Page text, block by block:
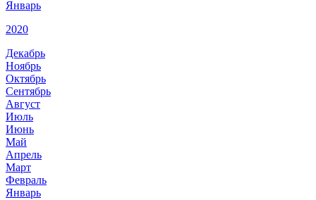
Январь
2020
Декабрь
Ноябрь
Октябрь
Сентябрь
Август
Июль
Июнь
Май
Апрель
Март
Февраль
Январь